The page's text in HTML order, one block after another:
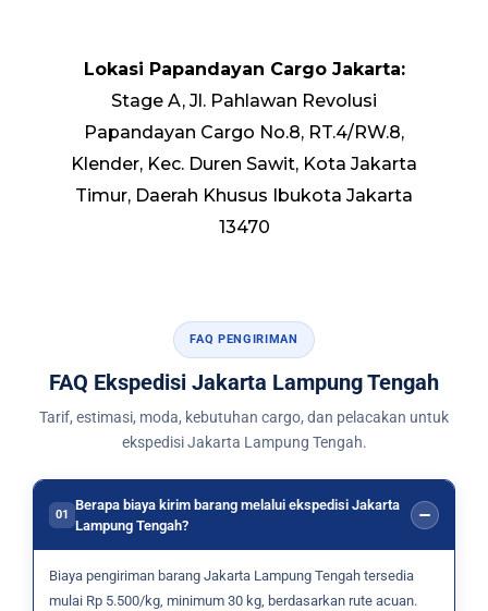
Lokasi Papandayan Cargo Jakarta:
Stage A, Jl. Pahlawan Revolusi
Papandayan Cargo No.8, RT.4/RW.8,
Klender, Kec. Duren Sawit, Kota Jakarta
Timur, Daerah Khusus Ibukota Jakarta
13470
FAQ PENGIRIMAN
FAQ Ekspedisi Jakarta Lampung Tengah
Tarif, estimasi, moda, kebutuhan cargo, dan pelacakan untuk
ekspedisi Jakarta Lampung Tengah.
01
Berapa biaya kirim barang melalui ekspedisi Jakarta
Lampung Tengah?
Biaya pengiriman barang Jakarta Lampung Tengah tersedia
mulai Rp 5.500/kg, minimum 30 kg, berdasarkan rute acuan.